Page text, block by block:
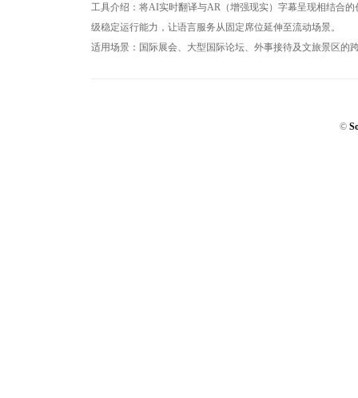
工具介绍：将AI实时翻译与AR（增强现实）字幕呈现相结合
级稳定运行能力，让语言服务从固定席位延伸至流动场景。
适用场景：国际展会、大型国际论坛、外事接待及文旅景区的
©